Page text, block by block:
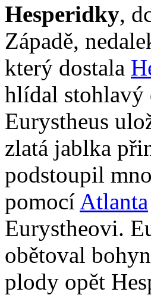
Hesperidky,
Západě,
který dostala
hlídal stohlavý
Eurystheus
zlatá jablka
podstoupil
pomocí Atlanta
Eurystheovi.
obětoval
plody opět